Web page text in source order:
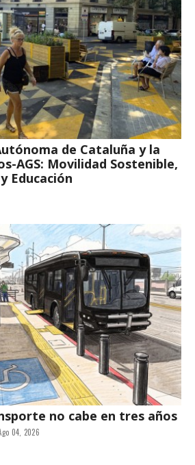
de Cataluña y la
AGS: Movilidad Sostenible,
Educación
no cabe en tres años
04, 2026